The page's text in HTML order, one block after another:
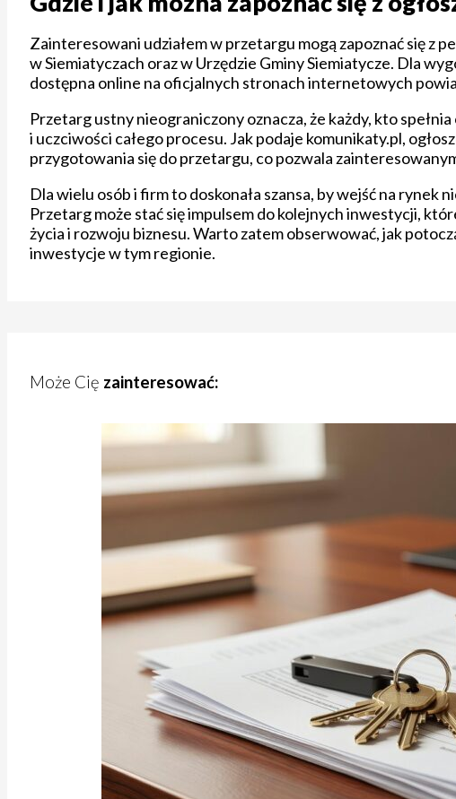
Zainteresowani udziałem w przetargu mogą zapoznać się z
w Siemiatyczach oraz w Urzędzie Gminy Siemiatycze. Dla
dostępna online na oficjalnych stronach internetowych
Przetarg ustny nieograniczony oznacza, że każdy, kto
i uczciwości całego procesu. Jak podaje komunikaty.pl,
przygotowania się do przetargu, co pozwala
Dla wielu osób i firm to doskonała szansa, by wejść na
Przetarg może stać się impulsem do kolejnych inwestycji,
życia i rozwoju biznesu. Warto zatem obserwować, jak
inwestycje w tym regionie.
Może Cię zainteresować: